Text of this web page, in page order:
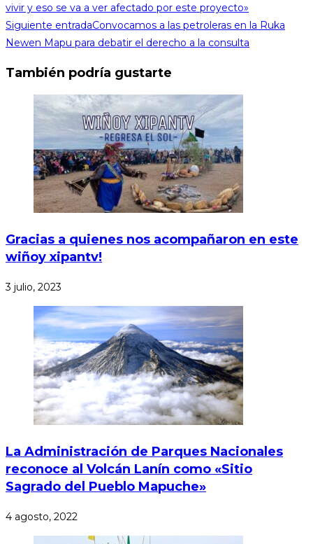
vivir y eso se va a ver afectado por este proyecto»
Siguiente entradaConvocamos a las petroleras en la Ruka
Newen Mapu para debatir el derecho a la consulta
También podría gustarte
Gracias a quienes nos acompañaron en este
wiñoy xipantv!
3 julio, 2023
La Administración de Parques Nacionales
reconoce al Volcán Lanín como «Sitio
Sagrado del Pueblo Mapuche»
4 agosto, 2022